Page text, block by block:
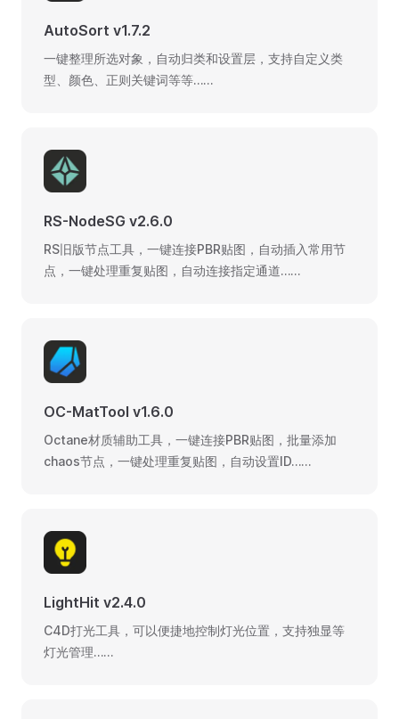
AutoSort v1.7.2
一键整理所选对象，自动归类和设置层，支持自定义类
型、颜色、正则关键词等等……
RS-NodeSG v2.6.0
RS旧版节点工具，一键连接PBR贴图，自动插入常用节
点，一键处理重复贴图，自动连接指定通道……
OC-MatTool v1.6.0
Octane材质辅助工具，一键连接PBR贴图，批量添加
chaos节点，一键处理重复贴图，自动设置ID……
LightHit v2.4.0
C4D打光工具，可以便捷地控制灯光位置，支持独显等
灯光管理……